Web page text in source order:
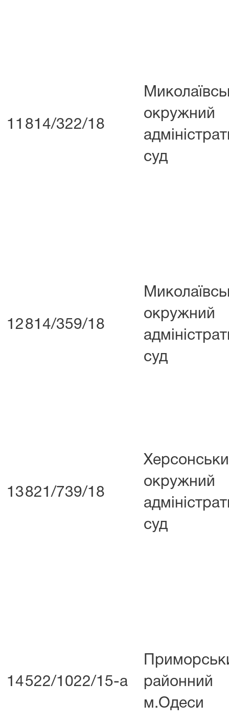
11 814/322/18
окружний
суд
12814/359/18
окружний
суд
13821/739/18
окружний
суд
14522/1022/15-а
м.Одеси